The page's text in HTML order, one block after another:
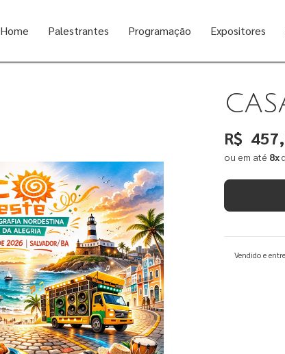
Home Palestrantes Programação Expositores
R$
ou em até 8x
Vendido e